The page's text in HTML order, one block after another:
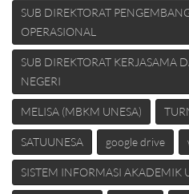
SUB DIREKTORAT
OPERASIONAL
SUB DIREKTORAT KERJASAMA
NEGERI
MELISA (MBKM UNESA)
SATUUNESA google drive
SISTEM INFORMASI AKADEMIK